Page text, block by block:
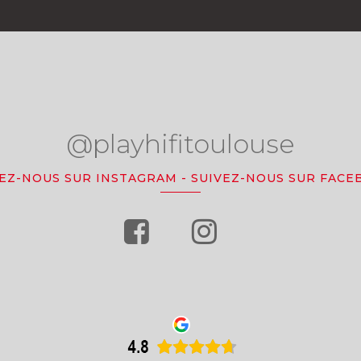
@playhifitoulouse
NOUS SUR INSTAGRAM - SUIVEZ-NOUS SUR